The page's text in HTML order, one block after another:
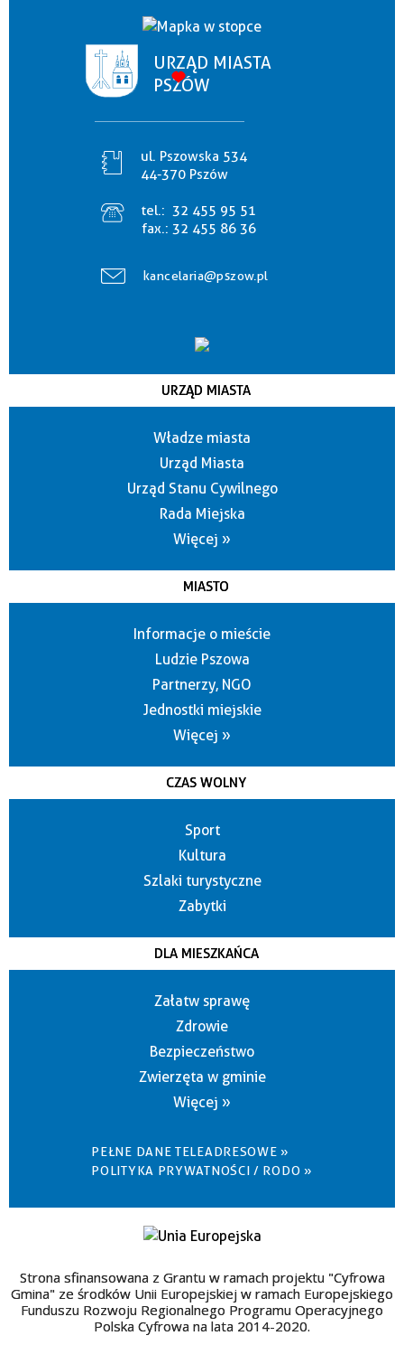
URZĄD MIASTA
PSZÓW
ul. Pszowska 534
44-370 Pszów
tel.: 32 455 95 51
fax.: 32 455 86 36
kancelaria@pszow.pl
URZĄD MIASTA
Władze miasta
Urząd Miasta
Urząd Stanu Cywilnego
Rada Miejska
Więcej »
MIASTO
Informacje o mieście
Ludzie Pszowa
Partnerzy, NGO
Jednostki miejskie
Więcej »
CZAS WOLNY
Sport
Kultura
Szlaki turystyczne
Zabytki
DLA MIESZKAŃCA
Załatw sprawę
Zdrowie
Bezpieczeństwo
Zwierzęta w gminie
Więcej »
PEŁNE DANE TELEADRESOWE »
POLITYKA PRYWATNOŚCI / RODO »
Strona sfinansowana z Grantu w ramach projektu "Cyfrowa
Gmina" ze środków Unii Europejskiej w ramach Europejskiego
Funduszu Rozwoju Regionalnego Programu Operacyjnego
Polska Cyfrowa na lata 2014-2020.